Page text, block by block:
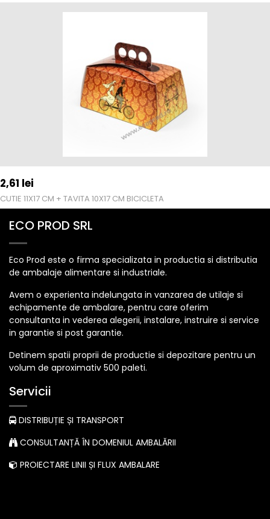
2,61 lei
CUTIE 11X17 CM + TAVITA 10X17 CM BICICLETA
ECO PROD SRL
Eco Prod este o firma specializata in productia si distributia
de ambalaje alimentare si industriale.
Avem o experienta indelungata in vanzarea de utilaje si
echipamente de ambalare, pentru care oferim
consultanta in vederea alegerii, instalare, instruire si service
in garantie si post garantie.
Detinem spatii proprii de productie si depozitare pentru un
volum de aproximativ 500 paleti.
Servicii
DISTRIBUȚIE ȘI TRANSPORT
CONSULTANȚĂ ÎN DOMENIUL AMBALĂRII
PROIECTARE LINII ȘI FLUX AMBALARE